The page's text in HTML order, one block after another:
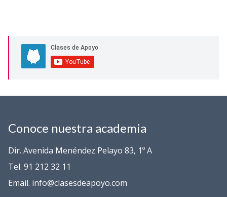
Conoce nuestra academia
Dir. Avenida Menéndez Pelayo 83, 1º A
Tel. 91 212 32 11
Email. info@clasesdeapoyo.com